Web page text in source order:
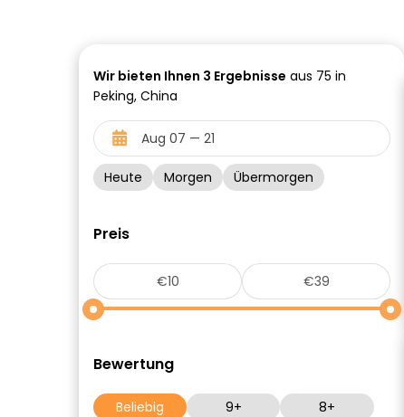
Wir bieten Ihnen 3 Ergebnisse aus 75 in
Peking, China
Heute Morgen Übermorgen
Preis
Bewertung
Beliebig 9+
8+